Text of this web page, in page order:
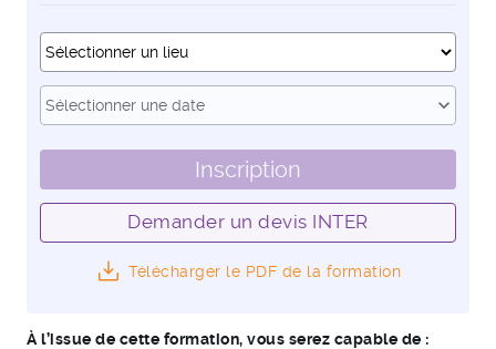
Sélectionner une date
expand_more
Inscription
Demander un devis INTER
Télécharger le PDF de la formation
À l’issue de cette formation, vous serez capable de :